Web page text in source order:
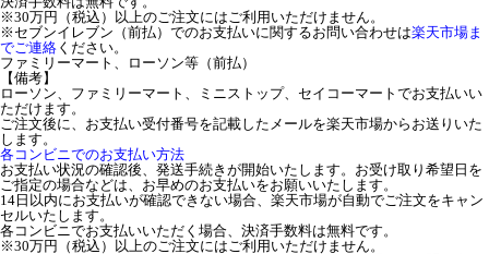
※30万円（税込）以上のご注文にはご利用いただけません。
※セブンイレブン（前払）でのお支払いに関するお問い合わせは楽天市場ま
でご連絡 ください。
ファミリーマート、ローソン等（前払）
【備考】
ローソン、ファミリーマート、ミニストップ、セイコーマートでお支払いい
ただけます。
ご注文後に、お支払い受付番号を記載したメールを楽天市場からお送りいた
します。
各コンビニでのお支払い方法
お支払い状況の確認後、発送手続きが開始いたします。お受け取り希望日を
ご指定の場合などは、お早めのお支払いをお願いいたします。
14日以内にお支払いが確認できない場合、楽天市場が自動でご注文をキャン
セルいたします。
各コンビニでお支払いいただく場合、決済手数料は無料です。
※30万円（税込）以上のご注文にはご利用いただけません。